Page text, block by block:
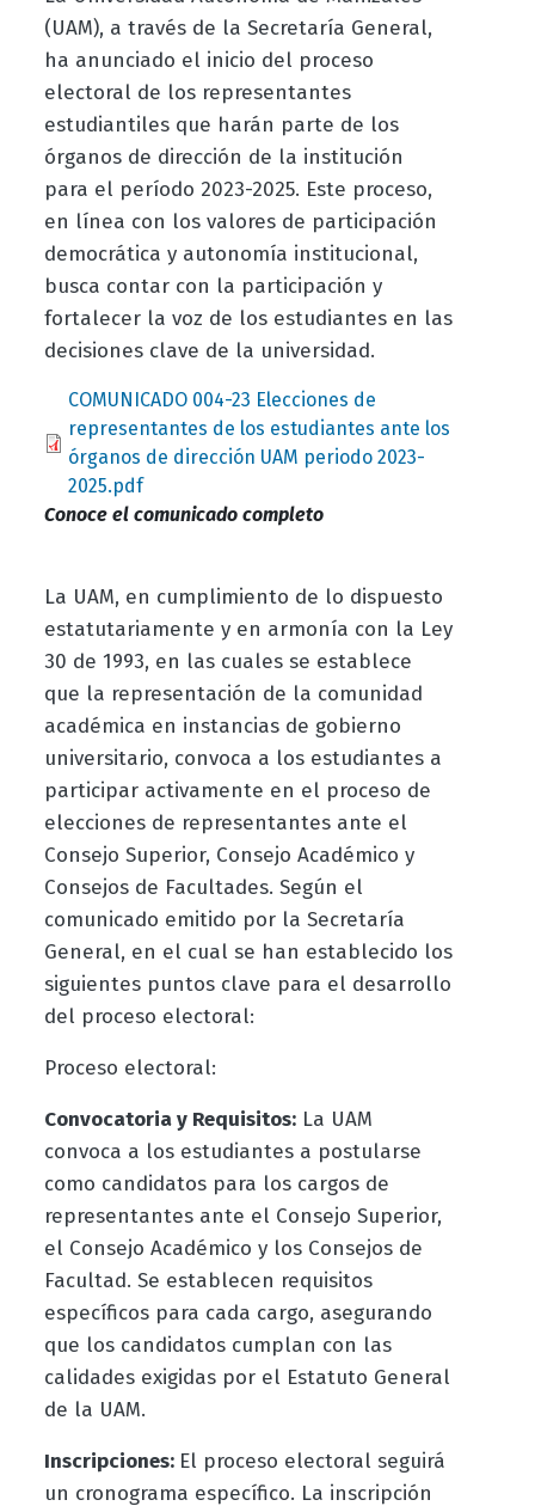
(UAM), a través de la Secretaría General,
ha anunciado el inicio del proceso
electoral de los representantes
estudiantiles que harán parte de los
órganos de dirección de la institución
para el período 2023-2025. Este proceso,
en línea con los valores de participación
democrática y autonomía institucional,
busca contar con la participación y
fortalecer la voz de los estudiantes en las
decisiones clave de la universidad.
Document
COMUNICADO 004-23 Elecciones de
representantes de los estudiantes ante los
órganos de dirección UAM periodo 2023-
2025.pdf
Conoce el comunicado completo
La UAM, en cumplimiento de lo dispuesto
estatutariamente y en armonía con la Ley
30 de 1993, en las cuales se establece
que la representación de la comunidad
académica en instancias de gobierno
universitario, convoca a los estudiantes a
participar activamente en el proceso de
elecciones de representantes ante el
Consejo Superior, Consejo Académico y
Consejos de Facultades. Según el
comunicado emitido por la Secretaría
General, en el cual se han establecido los
siguientes puntos clave para el desarrollo
del proceso electoral:
Proceso electoral:
Convocatoria y Requisitos:La UAM
convoca a los estudiantes a postularse
como candidatos para los cargos de
representantes ante el Consejo Superior,
el Consejo Académico y los Consejos de
Facultad. Se establecen requisitos
específicos para cada cargo, asegurando
que los candidatos cumplan con las
calidades exigidas por el Estatuto General
de la UAM.
Inscripciones: El proceso electoral seguirá
un cronograma específico. La inscripción